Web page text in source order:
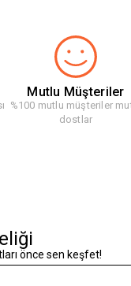
Mutlu Müşteriler
%100 mutlu müşteriler
dostlar
önce sen keşfet!